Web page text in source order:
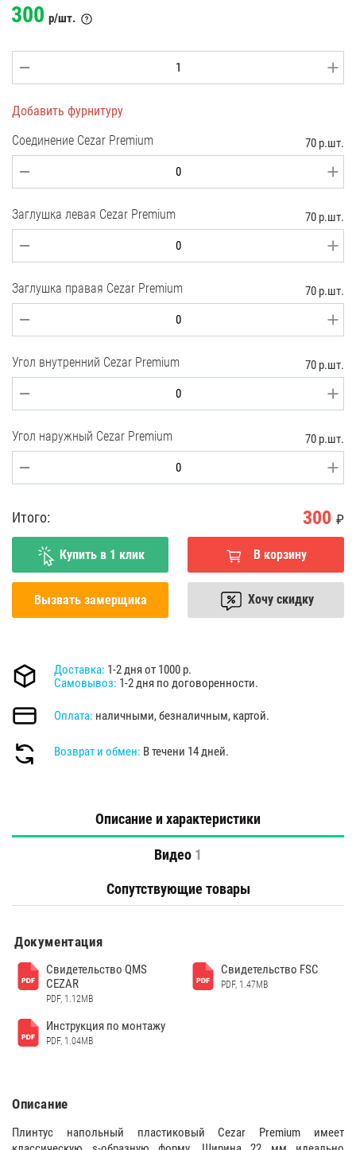
300 р/шт.
Добавить фурнитуру
Соединение Cezar Premium
70 р.шт.
Заглушка левая Cezar Premium 70 р.шт.
Заглушка правая Cezar Premium 70 р.шт.
Угол внутренний Cezar Premium 70 р.шт.
Угол наружный Cezar Premium 70 р.шт.
Итого: 300 ₽
Купить в 1 клик В корзину
Вызвать замерщика Хочу скидку
Доставка: 1-2 дня от 1000 р.
Самовывоз: 1-2 дня по договоренности.
Оплата: наличными, безналичным, картой.
Возврат и обмен: В течени 14 дней.
Описание и характеристики
Видео 1
Сопутствующие товары
Документация
Свидетельство QMS
CEZAR
PDF, 1.12MB
Свидетельство FSC
PDF, 1.47MB
Инструкция по монтажу
PDF, 1.04MB
Описание
Плинтус напольный пластиковый Cezar Premium имеет